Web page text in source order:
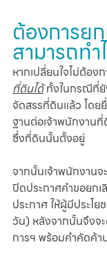
ต้องการย
สามารถทำ
หากเปลี่ยนใจไม่ต้อง
ที่ดินได้ ทั้งในกรณีที่ยั
จัดสรรที่ดินแล้ว โดย
ฐานต่อเจ้าพนักงาน
ซึ่งที่ดินนั้นตั้งอยู่
จากนั้นเจ้าพนักงาน
ปิดประกาศคำขอยกเ
ประกาศ ให้ผู้มีประโ
วัน) หลังจากนั้นจึงจ
การฯ พร้อมคำคัดค้